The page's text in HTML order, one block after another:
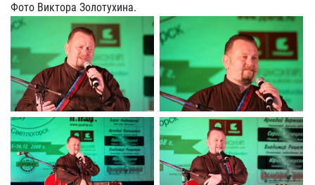
Фото Виктора Золотухина.